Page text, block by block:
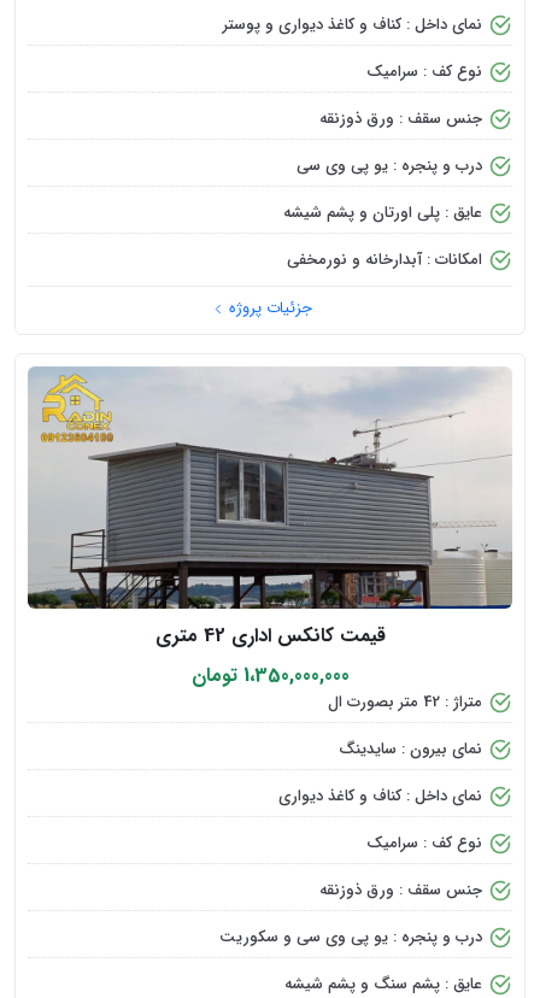
نمای داخل : کناف و کاغذ دیواری و پوستر
نوع کف : سرامیک
جنس سقف : ورق ذوزنقه
درب و پنجره : یو پی وی سی
عایق : پلی اورتان و پشم شیشه
امکانات : آبدارخانه و نورمخفی
جزئیات پروژه
قیمت کانکس اداری 42 متری
1،350,000,000 تومان
متراژ : 42 متر بصورت ال
نمای بیرون : سایدینگ
نمای داخل : کناف و کاغذ دیواری
نوع کف : سرامیک
جنس سقف : ورق ذوزنقه
درب و پنجره : یو پی وی سی و سکوریت
عایق : پشم سنگ و پشم شیشه